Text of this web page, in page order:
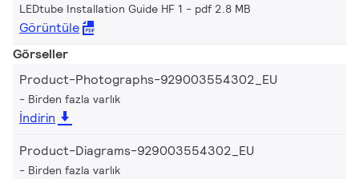
LEDtube Installation Guide HF 1 pdf 2.8 MB
Görüntüle
Görseller
Product-Photographs-929003554302_EU
Birden fazla varlık
İndirin
Product-Diagrams-929003554302_EU
Birden fazla varlık